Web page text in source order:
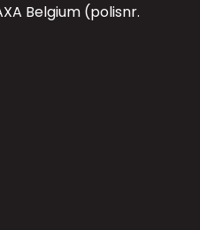
Belgium (polisnr.